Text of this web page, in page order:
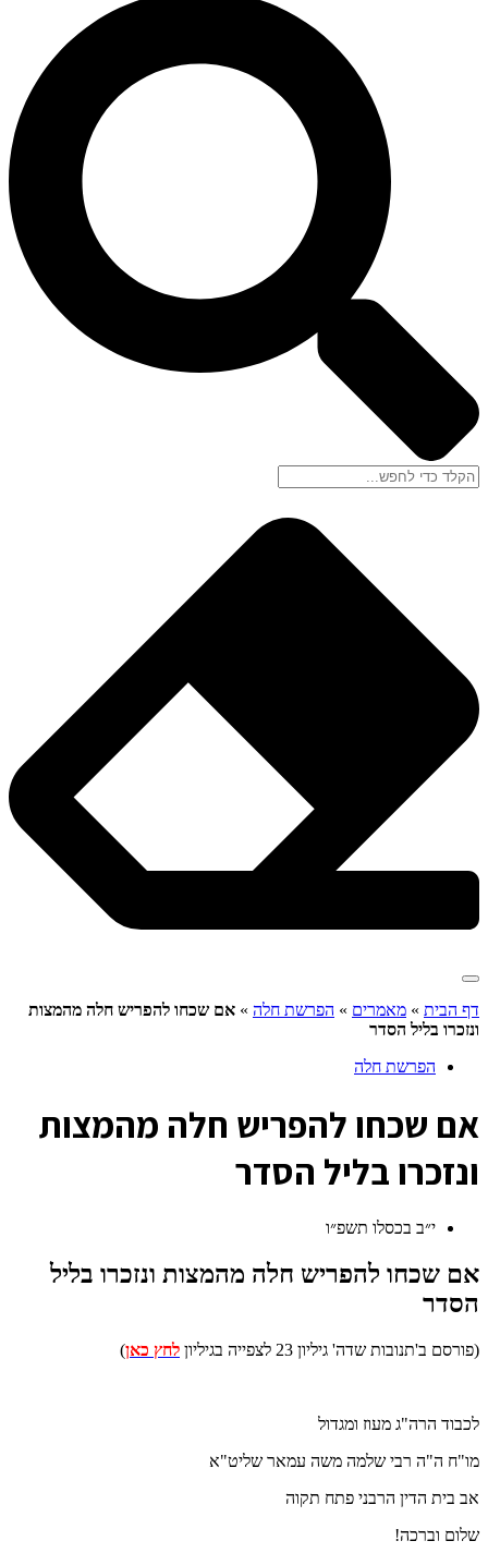
דף הבית » מאמרים » הפרשת חלה » אם שכחו להפריש חלה מהמצות
ונזכרו בליל הסדר
הפרשת חלה
אם שכחו להפריש חלה מהמצות
ונזכרו בליל הסדר
י״ב בכסלו תשפ״ו
אם שכחו להפריש חלה מהמצות ונזכרו בליל
הסדר
(פורסם ב'תנובות שדה' גיליון 23 לצפייה בגיליון לחץ כאן)
לכבוד הרה"ג מעוז ומגדול
מו"ח ה"ה רבי שלמה משה עמאר שליט"א
אב בית הדין הרבני פתח תקוה
שלום וברכה!